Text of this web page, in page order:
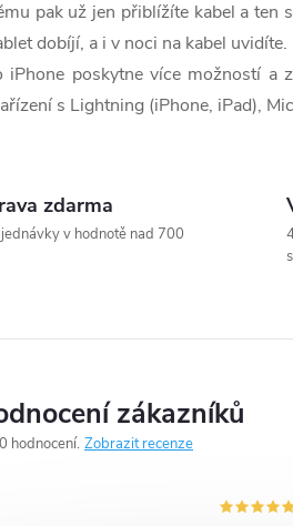
pak už jen přiblížíte kabel a ten
dobíjí, a i v noci na kabel uvidíte.
iPhone poskytne více možností a
s Lightning (iPhone, iPad),
zdarma
v hodnotě nad 700
zákazníků
hodnocení Zobrazit recenze